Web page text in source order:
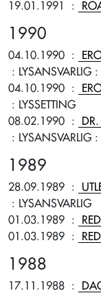
19.01.1991
:
1990
04.10.1990 :
: LYSANSVARLIG:
04.10.1990 :
: LYSSETTING
08.02.1990 :
: LYSANSVARLIG:
1989
28.09.1989 :
: LYSANSVARLIG
01.03.1989 :
01.03.1989 :
1988
17.11.1988 :